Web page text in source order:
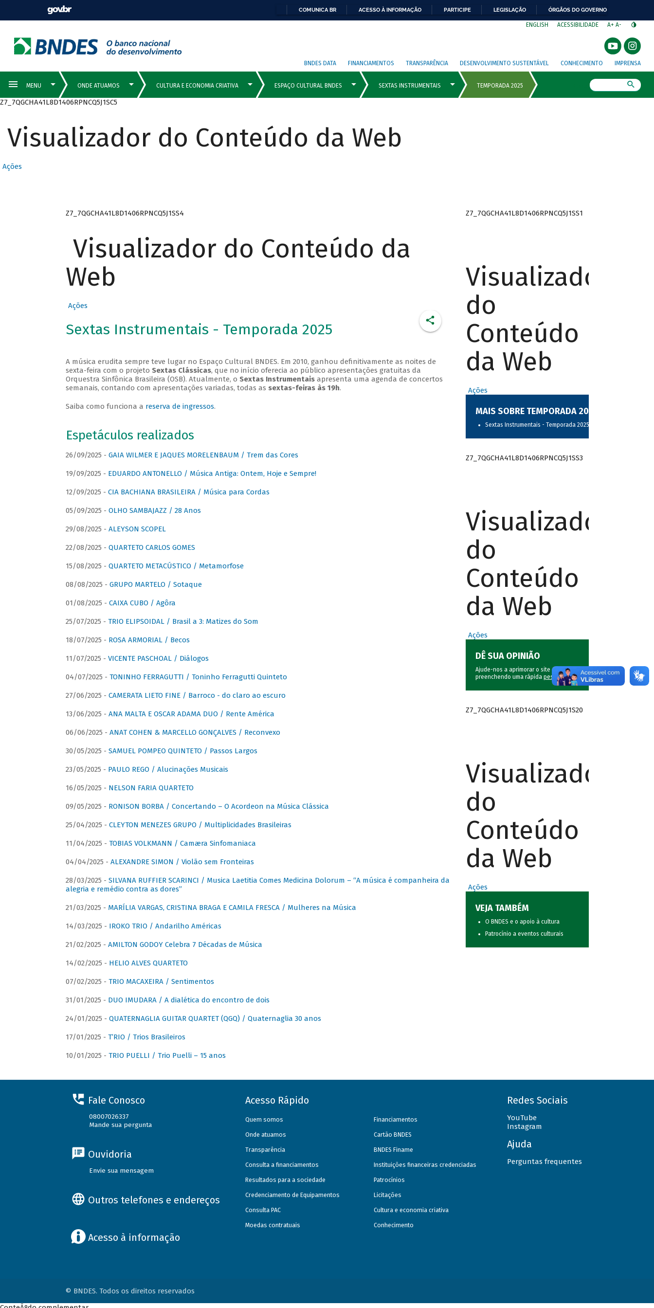
COMUNICA BR ACESSO À INFORMAÇÃO PARTICIPE LEGISLAÇÃO ÓRGÃOS DO GOVERNO
ENGLISH ACESSIBILIDADE A+ A-
BNDES DATA FINANCIAMENTOS TRANSPARÊNCIA DESENVOLVIMENTO SUSTENTÁVEL CONHECIMENTO IMPRENSA
Z7_7QGCHA41L8D1406RPNCQ5J1SC5
Visualizador do Conteúdo da Web
Ações
Z7_7QGCHA41L8D1406RPNCQ5J1SS4
Visualizador do Conteúdo da
Web
Ações
Sextas Instrumentais - Temporada 2025
A música erudita sempre teve lugar no Espaço Cultural BNDES. Em 2010, ganhou definitivamente as noites de
sexta-feira com o projeto Sextas Clássicas, que no início oferecia ao público apresentações gratuitas da
Orquestra Sinfônica Brasileira (OSB). Atualmente, o Sextas Instrumentaisapresenta uma agenda de concertos
semanais, contando com apresentações variadas, todas as sextas-feiras às 19h.
Saiba como funciona a reserva de ingressos.
Espetáculos realizados
26/09/2025 - GAIA WILMER E JAQUES MORELENBAUM / Trem das Cores
19/09/2025 - EDUARDO ANTONELLO / Música Antiga: Ontem, Hoje e Sempre!
12/09/2025 - CIA BACHIANA BRASILEIRA / Música para Cordas
05/09/2025 - OLHO SAMBAJAZZ / 28 Anos
29/08/2025 - ALEYSON SCOPEL
22/08/2025 - QUARTETO CARLOS GOMES
15/08/2025 - QUARTETO METACÚSTICO / Metamorfose
08/08/2025 - GRUPO MARTELO / Sotaque
01/08/2025 - CAIXA CUBO / Agôra
25/07/2025 - TRIO ELIPSOIDAL / Brasil a 3: Matizes do Som
18/07/2025 - ROSA ARMORIAL / Becos
11/07/2025 - VICENTE PASCHOAL / Diálogos
04/07/2025 - TONINHO FERRAGUTTI / Toninho Ferragutti Quinteto
27/06/2025 - CAMERATA LIETO FINE / Barroco - do claro ao escuro
13/06/2025 - ANA MALTA E OSCAR ADAMA DUO / Rente América
06/06/2025 - ANAT COHEN & MARCELLO GONÇALVES / Reconvexo
30/05/2025 - SAMUEL POMPEO QUINTETO / Passos Largos
23/05/2025 - PAULO REGO / Alucinações Musicais
16/05/2025 - NELSON FARIA QUARTETO
09/05/2025 - RONISON BORBA / Concertando – O Acordeon na Música Clássica
25/04/2025 - CLEYTON MENEZES GRUPO / Multiplicidades Brasileiras
11/04/2025 - TOBIAS VOLKMANN / Camæra Sinfomaniaca
04/04/2025 - ALEXANDRE SIMON / Violão sem Fronteiras
28/03/2025 - SILVANA RUFFIER SCARINCI / Musica Laetitia Comes Medicina Dolorum – “A música é companheira da
alegria e remédio contra as dores”
21/03/2025 - MARÍLIA VARGAS, CRISTINA BRAGA E CAMILA FRESCA / Mulheres na Música
14/03/2025 - IROKO TRIO / Andarilho Américas
21/02/2025 - AMILTON GODOY Celebra 7 Décadas de Música
14/02/2025 - HELIO ALVES QUARTETO
07/02/2025 - TRIO MACAXEIRA / Sentimentos
31/01/2025 - DUO IMUDARA / A dialética do encontro de dois
24/01/2025 - QUATERNAGLIA GUITAR QUARTET (QGQ) / Quaternaglia 30 anos
17/01/2025 - T’RIO / Trios Brasileiros
10/01/2025 - TRIO PUELLI / Trio Puelli – 15 anos
Z7_7QGCHA41L8D1406RPNCQ5J1SS1
Visualizador
do
Conteúdo
da Web
Ações
MAIS SOBRE TEMPORADA 2025
Sextas Instrumentais - Temporada 2025
Z7_7QGCHA41L8D1406RPNCQ5J1SS3
Visualizador
do
Conteúdo
da Web
Ações
DÊ SUA OPINIÃO
Ajude-nos a aprimorar o site do BNDES
preenchendo uma rápida pesquisa.
Z7_7QGCHA41L8D1406RPNCQ5J1S20
Visualizador
do
Conteúdo
da Web
Ações
VEJA TAMBÉM
O BNDES e o apoio à cultura
Patrocínio a eventos culturais
Fale Conosco
08007026337
Mande sua pergunta
Ouvidoria
Envie sua mensagem
Outros telefones e endereços
Acesso à informação
Acesso Rápido
Quem somos
Onde atuamos
Transparência
Consulta a financiamentos
Resultados para a sociedade
Credenciamento de Equipamentos
Consulta PAC
Moedas contratuais
Financiamentos
Cartão BNDES
BNDES Finame
Instituições financeiras credenciadas
Patrocínios
Licitações
Cultura e economia criativa
Conhecimento
Redes Sociais
YouTube
Instagram
Ajuda
Perguntas frequentes
© BNDES. Todos os direitos reservados